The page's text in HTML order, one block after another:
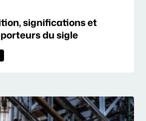
significations et
du sigle